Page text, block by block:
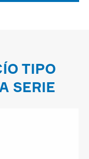
TIPO
SERIE